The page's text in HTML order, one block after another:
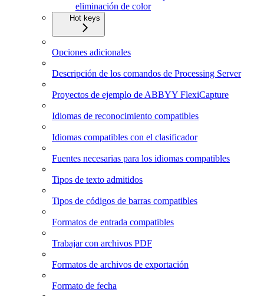
eliminación de color
Hot keys
Opciones adicionales
Descripción de los comandos de Processing Server
Proyectos de ejemplo de ABBYY FlexiCapture
Idiomas de reconocimiento compatibles
Idiomas compatibles con el clasificador
Fuentes necesarias para los idiomas compatibles
Tipos de texto admitidos
Tipos de códigos de barras compatibles
Formatos de entrada compatibles
Trabajar con archivos PDF
Formatos de archivos de exportación
Formato de fecha